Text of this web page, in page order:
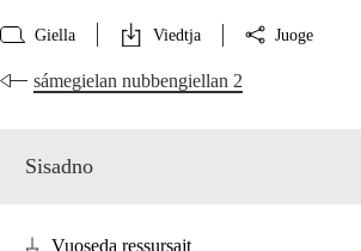
Giella Viedtja Juoge
sámegielan nubbengiellan 2
Sisadno
Vuoseda ressursajt